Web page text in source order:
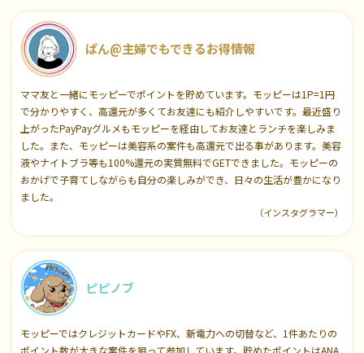
ぱん@主婦でもできるお得情報
ママ友と一緒にモッピーでポイントを貯めています。モッピーは1P=1円
で分かりやすく、高還元が多くてお友達にも紹介しやすいです。最近盛り
上がったPayPayグルメもモッピーを経由してお友達とランチを楽しみま
した。また、モッピーは美容系の案件も高還元で出る事があります。美容
液やナイトブラ等も100%還元の実質無料でGETできました。モッピーの
おかげで子育てしながらも自分の楽しみができ、日々の生活が豊かになり
ました。
（インスタグラマー）
ピピノブ
モッピーではクレジットカードやFX、新電力への切替など、1件あたりの